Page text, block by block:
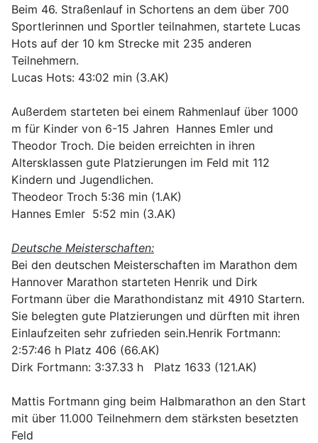
Beim 46. Straßenlauf in Schortens an dem über 700
Sportlerinnen und Sportler teilnahmen, startete Lucas
Hots auf der 10 km Strecke mit 235 anderen
Teilnehmern.
Lucas Hots: 43:02 min (3.AK)
Außerdem starteten bei einem Rahmenlauf über 1000
m für Kinder von 6-15 Jahren Hannes Emler und
Theodor Troch. Die beiden erreichten in ihren
Altersklassen gute Platzierungen im Feld mit 112
Kindern und Jugendlichen.
Theodeor Troch 5:36 min (1.AK)
Hannes Emler 5:52 min (3.AK)
Deutsche Meisterschaften:
Bei den deutschen Meisterschaften im Marathon dem
Hannover Marathon starteten Henrik und Dirk
Fortmann über die Marathondistanz mit 4910 Startern.
Sie belegten gute Platzierungen und dürften mit ihren
Einlaufzeiten sehr zufrieden sein.Henrik Fortmann:
2:57:46 h Platz 406 (66.AK)
Dirk Fortmann: 3:37.33 h Platz 1633 (121.AK)
Mattis Fortmann ging beim Halbmarathon an den Start
mit über 11.000 Teilnehmern dem stärksten besetzten
Feld